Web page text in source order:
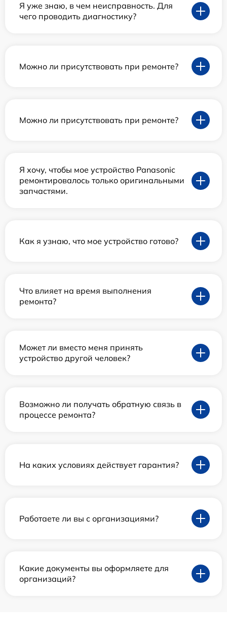
Я уже знаю, в чем неисправность. Для
чего проводить диагностику?
Можно ли присутствовать при ремонте?
Можно ли присутствовать при ремонте?
Я хочу, чтобы мое устройство Panasonic
ремонтировалось только оригинальными
запчастями.
Как я узнаю, что мое устройство готово?
Что влияет на время выполнения
ремонта?
Может ли вместо меня принять
устройство другой человек?
Возможно ли получать обратную связь в
процессе ремонта?
На каких условиях действует гарантия?
Работаете ли вы с организациями?
Какие документы вы оформляете для
организаций?